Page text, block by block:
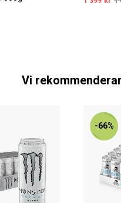
Vi rekommenderar
-66%